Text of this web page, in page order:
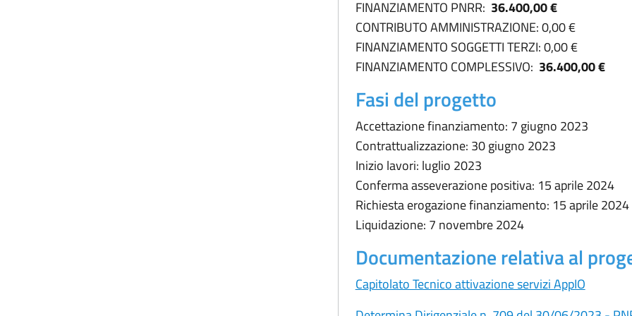
FINANZIAMENTO PNRR: 36.400,00 €
CONTRIBUTO AMMINISTRAZIONE: 0,00 €
FINANZIAMENTO SOGGETTI TERZI: 0,00 €
FINANZIAMENTO COMPLESSIVO: 36.400,00 €
Fasi del progetto
Accettazione finanziamento: 7 giugno 2023
Contrattualizzazione: 30 giugno 2023
Inizio lavori: luglio 2023
Conferma asseverazione positiva: 15 aprile 2024
Richiesta erogazione finanziamento: 15 aprile 2024
Liquidazione: 7 novembre 2024
Documentazione relativa al
Capitolato Tecnico attivazione servizi AppIO